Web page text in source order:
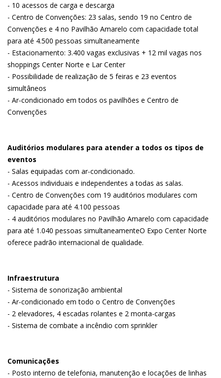
- 10 acessos de carga e descarga
- Centro de Convenções: 23 salas, sendo 19 no Centro de
Convenções e 4 no Pavilhão Amarelo com capacidade total
para até 4.500 pessoas simultaneamente
- Estacionamento: 3.400 vagas exclusivas + 12 mil vagas nos
shoppings Center Norte e Lar Center
- Possibilidade de realização de 5 feiras e 23 eventos
simultâneos
- Ar-condicionado em todos os pavilhões e Centro de
Convenções
Auditórios modulares para atender a todos os tipos de
eventos
- Salas equipadas com ar-condicionado.
- Acessos individuais e independentes a todas as salas.
- Centro de Convenções com 19 auditórios modulares com
capacidade para até 4.100 pessoas
- 4 auditórios modulares no Pavilhão Amarelo com capacidade
para até 1.040 pessoas simultaneamenteO Expo Center Norte
oferece padrão internacional de qualidade.
Infraestrutura
- Sistema de sonorização ambiental
- Ar-condicionado em todo o Centro de Convenções
- 2 elevadores, 4 escadas rolantes e 2 monta-cargas
- Sistema de combate a incêndio com sprinkler
Comunicações
- Posto interno de telefonia, manutenção e locações de linhas